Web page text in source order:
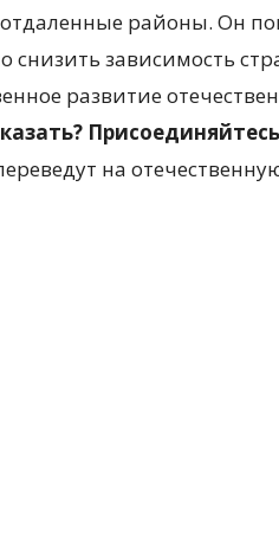
районы. Он
снизить зависимость
развитие